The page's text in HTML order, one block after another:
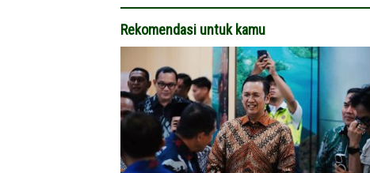
Rekomendasi untuk kamu